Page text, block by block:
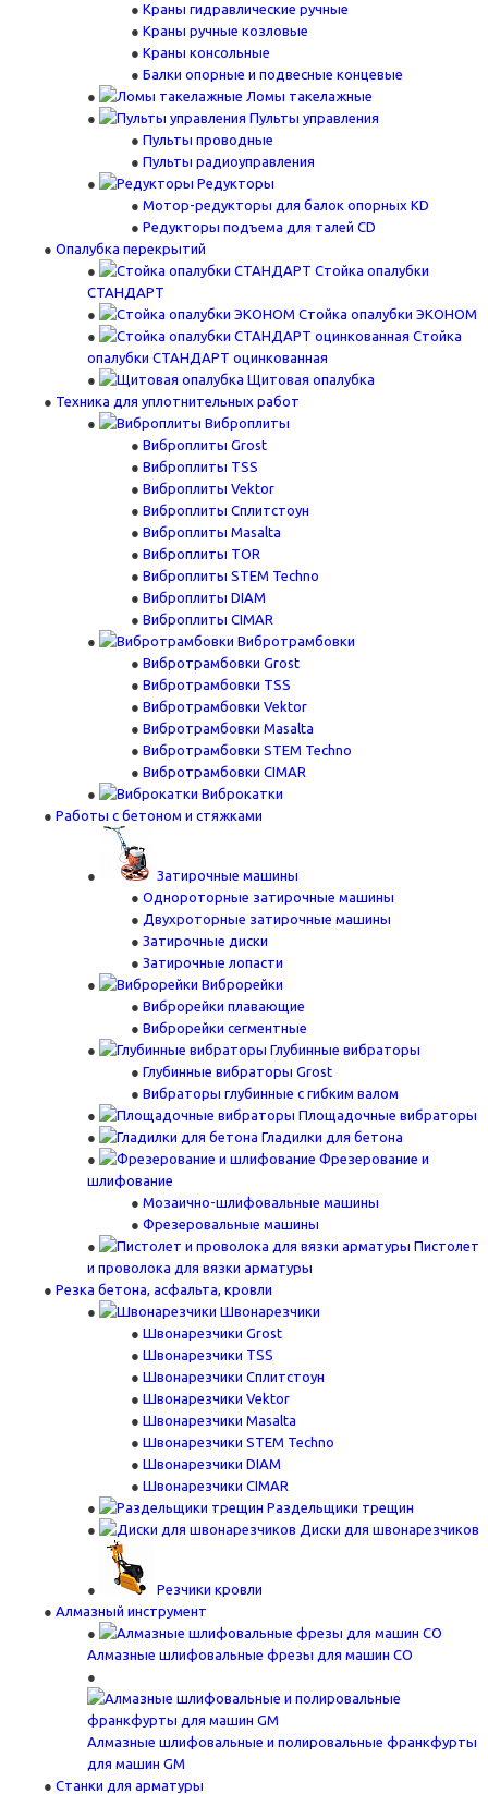
Краны гидравлические ручные
Краны ручные козловые
Краны консольные
Балки опорные и подвесные концевые
Ломы такелажные
Пульты управления
Пульты проводные
Пульты радиоуправления
Редукторы
Мотор-редукторы для балок опорных KD
Редукторы подъема для талей CD
Опалубка перекрытий
Стойка опалубки
СТАНДАРТ
Стойка опалубки ЭКОНОМ
Стойка
опалубки СТАНДАРТ оцинкованная
Щитовая опалубка
Техника для уплотнительных работ
Виброплиты
Виброплиты Grost
Виброплиты TSS
Виброплиты Vektor
Виброплиты Сплитстоун
Виброплиты Masalta
Виброплиты TOR
Виброплиты STEM Techno
Виброплиты DIAM
Виброплиты CIMAR
Вибротрамбовки
Вибротрамбовки Grost
Вибротрамбовки TSS
Вибротрамбовки Vektor
Вибротрамбовки Masalta
Вибротрамбовки STEM Techno
Вибротрамбовки CIMAR
Виброкатки
Работы с бетоном и стяжками
Затирочные машины
Однороторные затирочные машины
Двухроторные затирочные машины
Затирочные диски
Затирочные лопасти
Виброрейки
Виброрейки плавающие
Виброрейки сегментные
Глубинные вибраторы
Глубинные вибраторы Grost
Вибраторы глубинные с гибким валом
Площадочные вибраторы
Гладилки для бетона
Фрезерование и
шлифование
Мозаично-шлифовальные машины
Фрезеровальные машины
Пистолет
и проволока для вязки арматуры
Резка бетона, асфальта, кровли
Швонарезчики
Швонарезчики Grost
Швонарезчики TSS
Швонарезчики Сплитстоун
Швонарезчики Vektor
Швонарезчики Masalta
Швонарезчики STEM Techno
Швонарезчики DIAM
Швонарезчики CIMAR
Раздельщики трещин
Диски для швонарезчиков
Резчики кровли
Алмазный инструмент
Алмазные шлифовальные фрезы для машин СО
Алмазные шлифовальные и полировальные франкфурты
для машин GM
Станки для арматуры